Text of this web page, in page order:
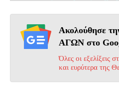
Ακολούθησε
ΑΓΩΝ στο
Όλες οι εξελίξεις
και ευρύτερα της